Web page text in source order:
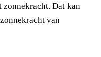
zonnekracht. Dat kan
van